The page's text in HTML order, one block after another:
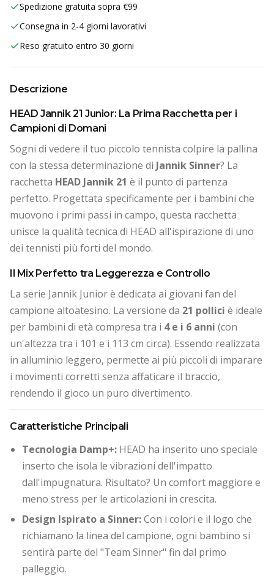
Spedizione gratuita sopra €99
Consegna in 2-4 giorni lavorativi
Reso gratuito entro 30 giorni
Descrizione
HEAD Jannik 21 Junior: La Prima Racchetta per i
Campioni di Domani
Sogni di vedere il tuo piccolo tennista colpire la pallina
con la stessa determinazione di Jannik Sinner? La
racchetta HEAD Jannik 21 è il punto di partenza
perfetto. Progettata specificamente per i bambini che
muovono i primi passi in campo, questa racchetta
unisce la qualità tecnica di HEAD all'ispirazione di uno
dei tennisti più forti del mondo.
Il Mix Perfetto tra Leggerezza e Controllo
La serie Jannik Junior è dedicata ai giovani fan del
campione altoatesino. La versione da 21 pollici è ideale
per bambini di età compresa tra i 4 e i 6 anni (con
un'altezza tra i 101 e i 113 cm circa). Essendo realizzata
in alluminio leggero, permette ai più piccoli di imparare
i movimenti corretti senza affaticare il braccio,
rendendo il gioco un puro divertimento.
Caratteristiche Principali
Tecnologia Damp+: HEAD ha inserito uno speciale
inserto che isola le vibrazioni dell'impatto
dall'impugnatura. Risultato? Un comfort maggiore e
meno stress per le articolazioni in crescita.
Design Ispirato a Sinner:Con i colori e il logo che
richiamano la linea del campione, ogni bambino si
sentirà parte del "Team Sinner" fin dal primo
palleggio.